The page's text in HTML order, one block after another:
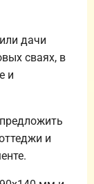
дачи
сваях, в
и
и